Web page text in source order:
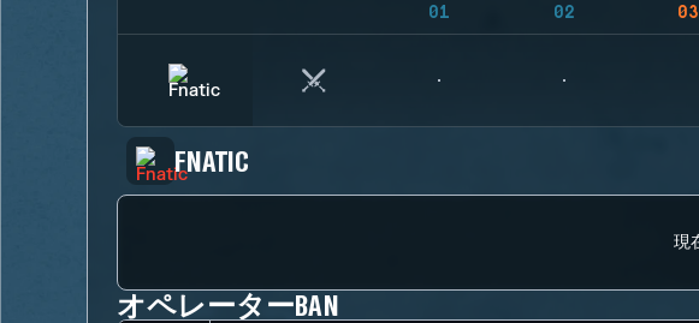
01 02 03
FNATIC
現
オペレーターBAN